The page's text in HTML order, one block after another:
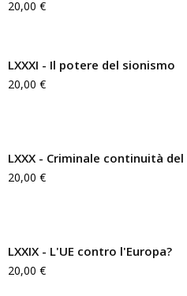
20,00 €
LXXXI - Il potere del sionismo
20,00 €
LXXX - Criminale continuità
20,00 €
LXXIX - L'UE contro l'Europa?
20,00 €